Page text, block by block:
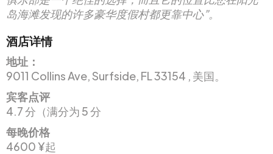
岛海滩发现的许多豪华度假村都更靠中心”。
酒店详情
地址：
9011 Collins Ave, Surfside, FL 33154 , 美国。
宾客点评
4.7 分（满分为 5 分
每晚价格
4600 ¥起